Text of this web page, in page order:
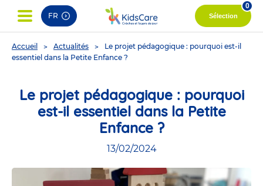
FR Sélection
0
You
are
Accueil Actualités
Le projet pédagogique : pourquoi est-il
essentiel dans la Petite Enfance ?
Le projet pédagogique : pourquoi
est-il essentiel dans la Petite
Enfance ?
13/02/2024